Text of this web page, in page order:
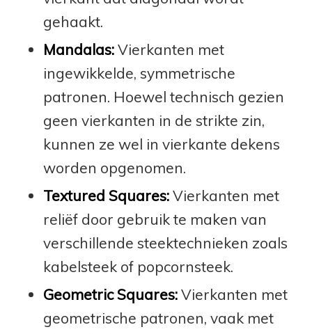
gehaakt.
Mandalas:Vierkanten met
ingewikkelde, symmetrische
patronen. Hoewel technisch gezien
geen vierkanten in de strikte zin,
kunnen ze wel in vierkante dekens
worden opgenomen.
Textured Squares:Vierkanten met
reliëf door gebruik te maken van
verschillende steektechnieken zoals
kabelsteek of popcornsteek.
Geometric Squares:Vierkanten met
geometrische patronen, vaak met